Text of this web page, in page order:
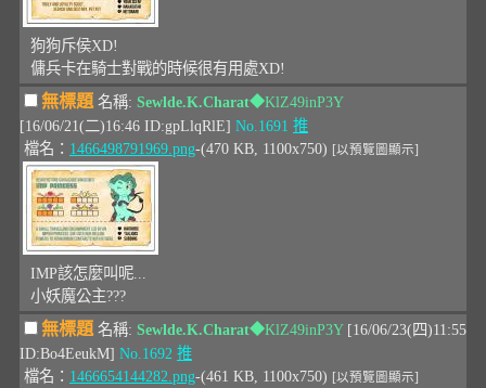
狗狗斥侯XD!
傭兵卡在騎士對戰的時候很有用處XD!
無標題 名稱: Sewlde.K.Charat◆KlZ49inP3Y
[16/06/21(二)16:46 ID:gpLlqRlE] No.1691 推
檔名： 1466498791969.png-(470 KB, 1100x750) [以預覽圖顯示]
IMP該怎麼叫呢...
小妖魔公主???
無標題名稱: Sewlde.K.Charat◆KlZ49inP3Y[16/06/23(四)11:55
ID:Bo4EeukM] No.1692 推
檔名： 1466654144282.png-(461 KB, 1100x750) [以預覽圖顯示]